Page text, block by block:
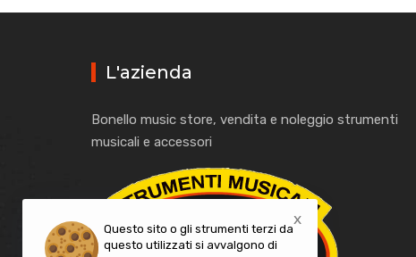
L'azienda
Bonello music store, vendita e noleggio strumenti
musicali e accessori
Questo sito o gli strumenti terzi da
questo utilizzati si avvalgono di
x